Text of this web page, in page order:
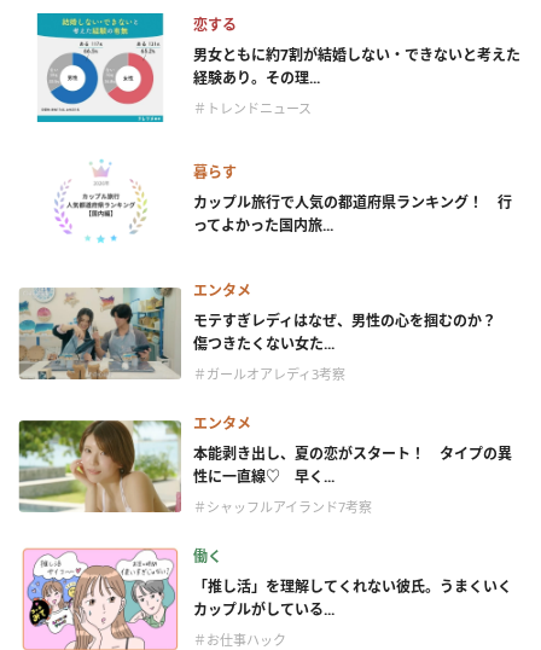
恋する
男女ともに約7割が結婚しない・できないと考えた
経験あり。その理...
＃トレンドニュース
暮らす
カップル旅行で人気の都道府県ランキング！ 行
ってよかった国内旅...
エンタメ
モテすぎレディはなぜ、男性の心を掴むのか？
傷つきたくない女た...
＃ガールオアレディ3考察
エンタメ
本能剥き出し、夏の恋がスタート！ タイプの異
性に一直線♡ 早く...
＃シャッフルアイランド7考察
働く
「推し活」を理解してくれない彼氏。うまくいく
カップルがしている...
＃お仕事ハック